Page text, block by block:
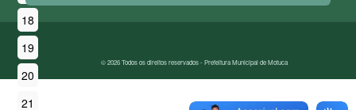
18
19
20
21
© 2026 Todos os direitos reservados - Prefeitura Municipal de Motuca